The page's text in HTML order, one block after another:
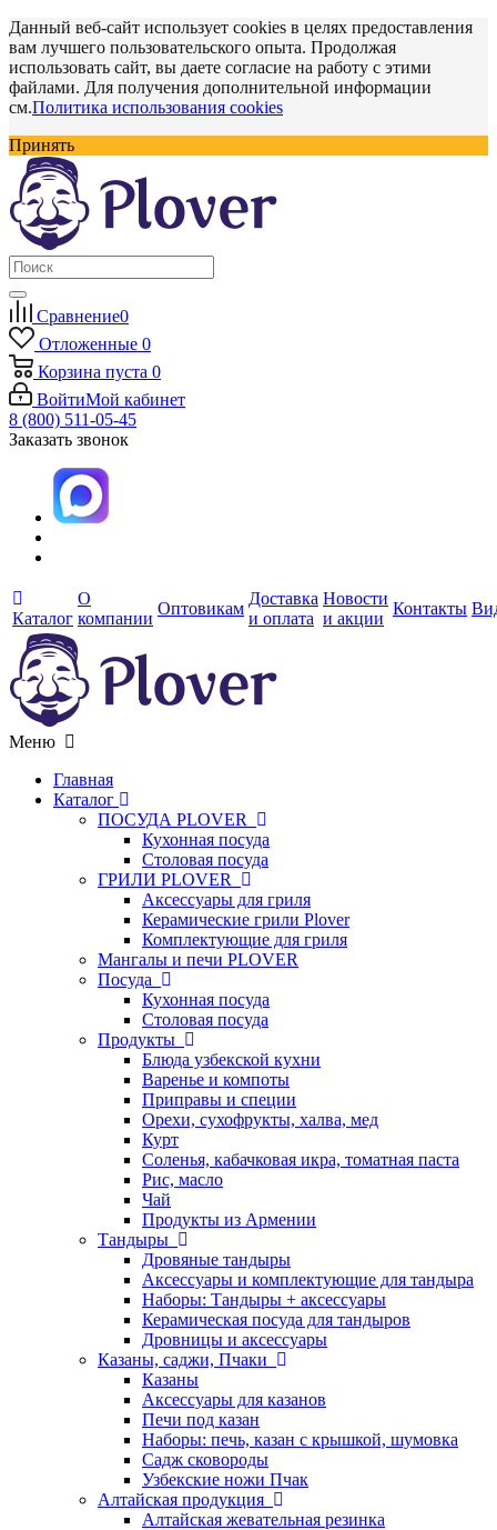
Данный веб-сайт использует cookies в целях предоставления
вам лучшего пользовательского опыта. Продолжая
использовать сайт, вы даете согласие на работу с этими
файлами. Для получения дополнительной информации
см.Политика использования cookies
Принять
Сравнение0
Отложенные 0
Корзина пуста 0
ВойтиМой кабинет
8 (800) 511-05-45
Заказать звонок
Каталог
О
компании
Оптовикам
Доставка
и оплата
Новости
и акции
Контакты
Меню
Главная
Каталог
ПОСУДА PLOVER
Кухонная посуда
Столовая посуда
ГРИЛИ PLOVER
Аксессуары для гриля
Керамические грили Plover
Комплектующие для гриля
Мангалы и печи PLOVER
Посуда
Кухонная посуда
Столовая посуда
Продукты
Блюда узбекской кухни
Варенье и компоты
Приправы и специи
Орехи, сухофрукты, халва, мед
Курт
Соленья, кабачковая икра, томатная паста
Рис, масло
Чай
Продукты из Армении
Тандыры
Дровяные тандыры
Аксессуары и комплектующие для тандыра
Наборы: Тандыры + аксессуары
Керамическая посуда для тандыров
Дровницы и аксессуары
Казаны, саджи, Пчаки
Казаны
Аксессуары для казанов
Печи под казан
Наборы: печь, казан с крышкой, шумовка
Садж сковороды
Узбекские ножи Пчак
Алтайская продукция
Алтайская жевательная резинка